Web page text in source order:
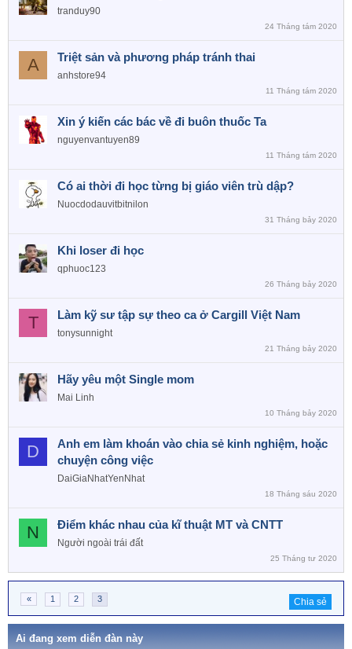
tranduy90
24 Tháng tám 2020
A Triệt sản và phương pháp tránh thai
anhstore94
11 Tháng tám 2020
Xin ý kiến các bác về đi buôn thuốc Ta
nguyenvantuyen89
11 Tháng tám 2020
Có ai thời đi học từng bị giáo viên trù dập?
Nuocdodauvitbitnilon
31 Tháng bảy 2020
Khi loser đi học
qphuoc123
26 Tháng bảy 2020
T Làm kỹ sư tập sự theo ca ở Cargill Việt Nam
tonysunnight
21 Tháng bảy 2020
Hãy yêu một Single mom
Mai Linh
10 Tháng bảy 2020
D
Anh em làm khoán vào chia sẻ kinh nghiệm, hoặc
chuyện công việc
DaiGiaNhatYenNhat
18 Tháng sáu 2020
N Điểm khác nhau của kĩ thuật MT và CNTT
Người ngoài trái đất
25 Tháng tư 2020
« 1 2 3 Chia sẻ
Ai đang xem diễn đàn này